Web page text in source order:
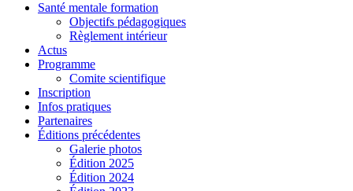
Santé mentale formation
Objectifs pédagogiques
Règlement intérieur
Actus
Programme
Comite scientifique
Inscription
Infos pratiques
Partenaires
Éditions précédentes
Galerie photos
Édition 2025
Édition 2024